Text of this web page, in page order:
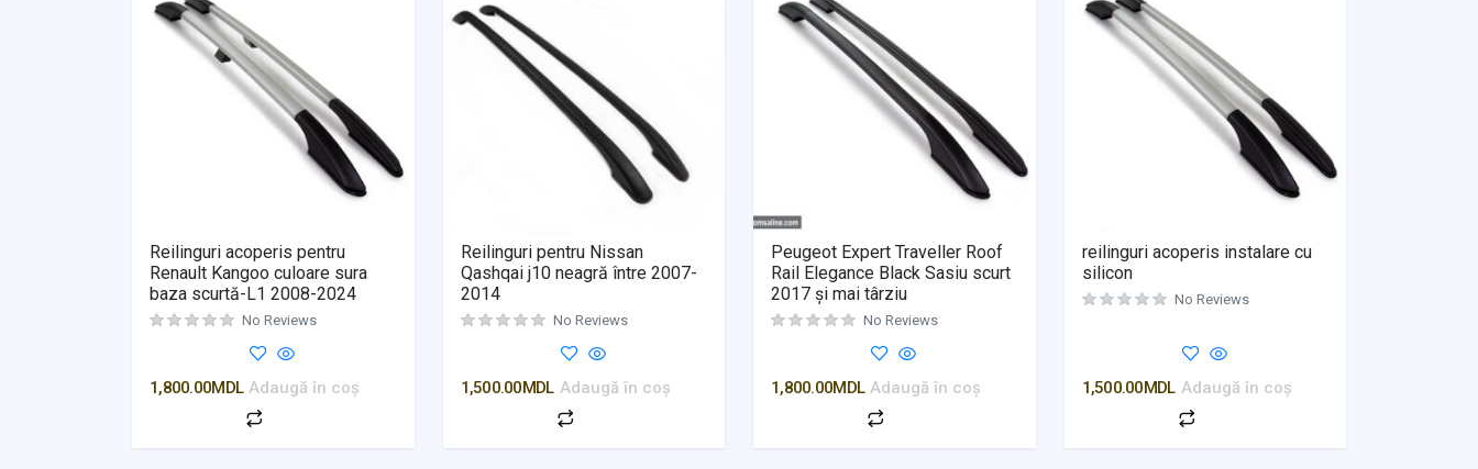
Reilinguri acoperis pentru
Renault Kangoo culoare sura
baza scurtă-L1 2008-2024
No Reviews
1,800.00MDL Adaugă în coș
Reilinguri pentru Nissan
Qashqai j10 neagră între 2007-
2014
No Reviews
1,500.00MDL Adaugă în coș
Peugeot Expert Traveller Roof
Rail Elegance Black Sasiu scurt
2017 și mai târziu
No Reviews
1,800.00MDL Adaugă în coș
reilinguri acoperis instalare cu
silicon
No Reviews
1,500.00MDL Adaugă în coș